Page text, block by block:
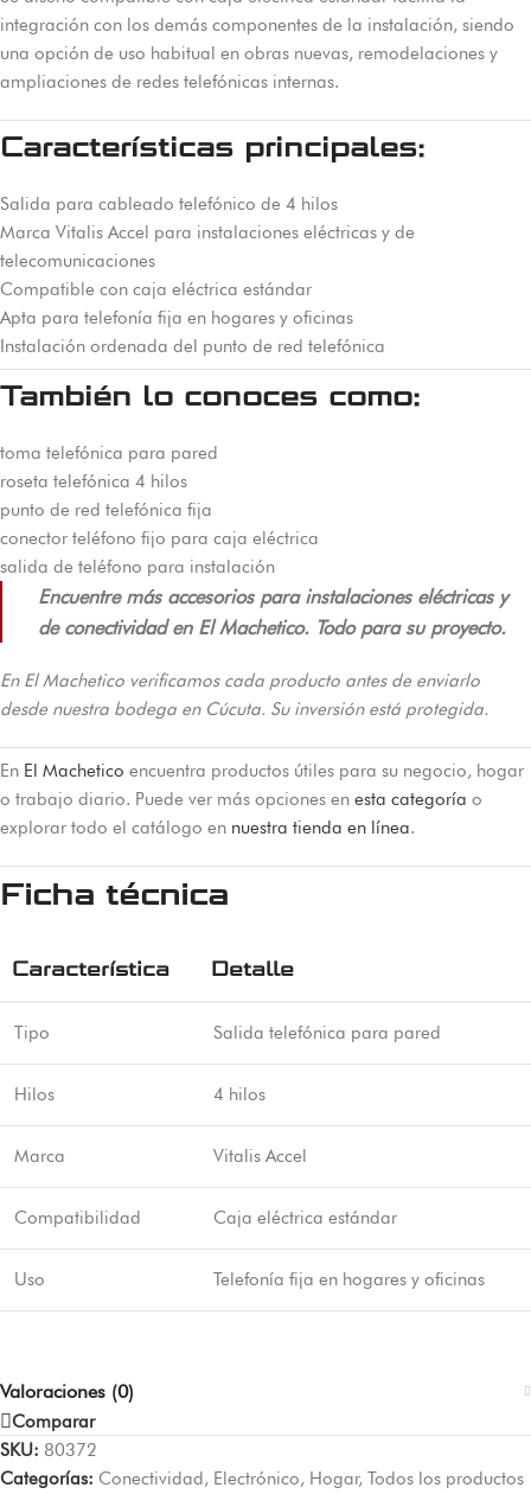
integración con los demás componentes de la instalación, siendo
una opción de uso habitual en obras nuevas, remodelaciones y
ampliaciones de redes telefónicas internas.
Características principales:
Salida para cableado telefónico de 4 hilos
Marca Vitalis Accel para instalaciones eléctricas y de
telecomunicaciones
Compatible con caja eléctrica estándar
Apta para telefonía fija en hogares y oficinas
Instalación ordenada del punto de red telefónica
También lo conoces como:
toma telefónica para pared
roseta telefónica 4 hilos
punto de red telefónica fija
conector teléfono fijo para caja eléctrica
salida de teléfono para instalación
Encuentre más accesorios para instalaciones eléctricas y
de conectividad en El Machetico. Todo para su proyecto.
En El Machetico verificamos cada producto antes de enviarlo
desde nuestra bodega en Cúcuta. Su inversión está protegida.
En El Machetico encuentra productos útiles para su negocio, hogar
o trabajo diario. Puede ver más opciones en esta categoría o
explorar todo el catálogo en nuestra tienda en línea.
Ficha técnica
Característica Detalle
Tipo Salida telefónica para pared
Hilos 4 hilos
Marca Vitalis Accel
Compatibilidad Caja eléctrica estándar
Uso Telefonía fija en hogares y oficinas
Valoraciones (0)
Comparar
SKU: 80372
Categorías: Conectividad, Electrónico, Hogar, Todos los productos